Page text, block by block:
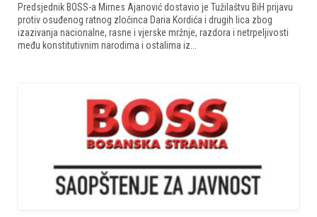
Predsjednik BOSS-a Mirnes Ajanović dostavio je Tužilaštvu BiH prijavu
protiv osuđenog ratnog zločinca Daria Kordića i drugih lica zbog
izazivanja nacionalne, rasne i vjerske mržnje, razdora i netrpeljivosti
među konstitutivnim narodima i ostalima iz...